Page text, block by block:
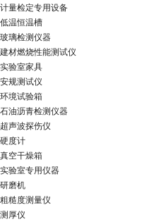
计量检定专用设备
低温恒温槽
玻璃检测仪器
建材燃烧性能测试仪
实验室家具
安规测试仪
环境试验箱
石油沥青检测仪器
超声波探伤仪
硬度计
真空干燥箱
实验室专用仪器
研磨机
粗糙度测量仪
测厚仪